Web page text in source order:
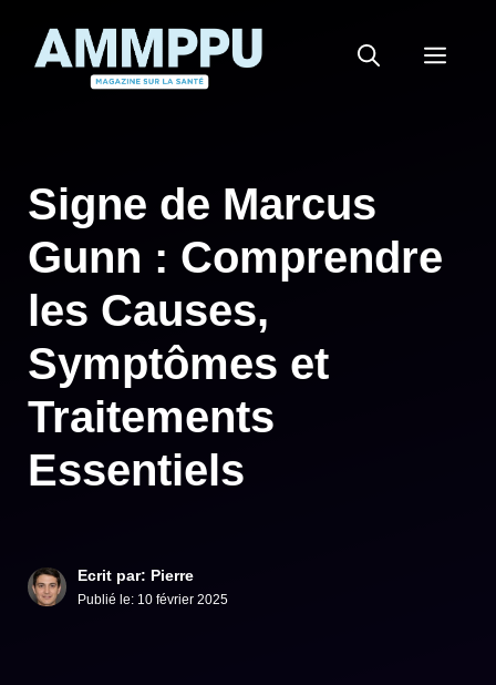
Signe de Marcus
Gunn : Comprendre
les Causes,
Symptômes et
Traitements
Essentiels
Ecrit par: Pierre
Publié le: 10 février 2025